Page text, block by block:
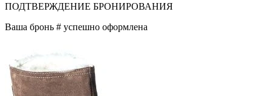
ПОДТВЕРЖДЕНИЕ БРОНИРОВАНИЯ
Ваша бронь # успешно оформлена